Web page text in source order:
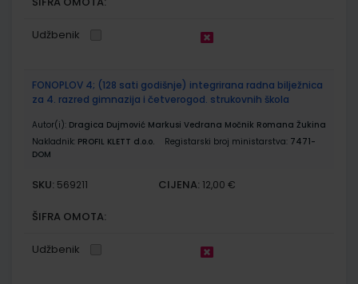
Udžbenik
FONOPLOV 4; (128 sati godišnje) integrirana radna bilježnica
za 4. razred gimnazija i četverogod. strukovnih škola
Autor(i): Dragica Dujmović Markusi Vedrana Močnik Romana Žukina
Nakladnik: PROFIL KLETT d.o.o. Registarski broj ministarstva: 7471-
DOM
SKU: 569211 CIJENA: 12,00 €
ŠIFRA OMOTA:
Udžbenik